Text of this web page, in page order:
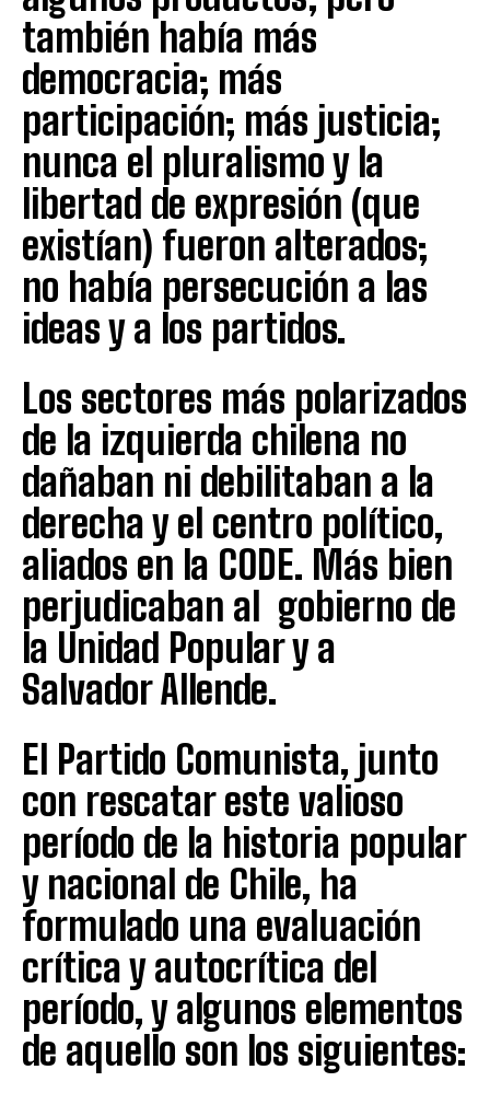
también había más
democracia; más
participación; más justicia;
nunca el pluralismo y la
libertad de expresión (que
existían) fueron alterados;
no había persecución a las
ideas y a los partidos.
Los sectores más polarizados
de la izquierda chilena no
dañaban ni debilitaban a la
derecha y el centro político,
aliados en la CODE. Más bien
perjudicaban al gobierno de
la Unidad Popular y a
Salvador Allende.
El Partido Comunista, junto
con rescatar este valioso
período de la historia popular
y nacional de Chile, ha
formulado una evaluación
crítica y autocrítica del
período, y algunos elementos
de aquello son los siguientes: